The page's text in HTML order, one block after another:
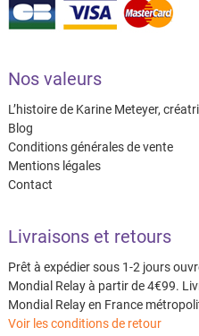
Nos valeurs
L’histoire de Karine Meteyer,
Blog
Conditions générales de vente
Mentions légales
Contact
Livraisons et retours
Prêt à expédier sous 1-2 jours
Mondial Relay à partir de 4€99.
Mondial Relay en France
Voir les conditions de retour